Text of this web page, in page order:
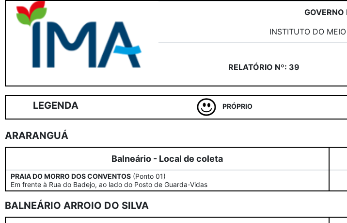
GOVERNO
INSTITUTO DO
RELATÓRIO Nº: 39
LEGENDA PRÓPRIO
ARARANGUÁ
Balneário - Local de coleta
PRAIA DO MORRO DOS CONVENTOS (Ponto 01)
Em frente à Rua do Badejo, ao lado do Posto de Guarda-Vidas
BALNEÁRIO ARROIO DO SILVA